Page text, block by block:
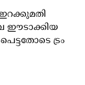
ഈടാക്കിയ
ട്രം